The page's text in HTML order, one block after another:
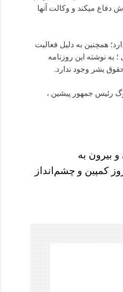
میکند و وکالت آنها
ی این جایزه به شیرین عبادی حقوقدان که اکنون 61 سال دارد؛ همچنین به دلیل فعالیت
نوشته این روزنامه
بشر وجود ندارد.
رئیس جمهور پیشین ،
بیرون به
کمپین و چشم‌انداز